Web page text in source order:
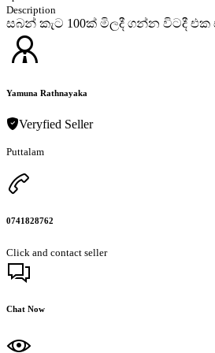
Description
සබන් කැට 100ක් මිලදී ගන්න විටදී
Yamuna Rathnayaka
Veryfied Seller
Puttalam
0741828762
Click and contact seller
Chat Now